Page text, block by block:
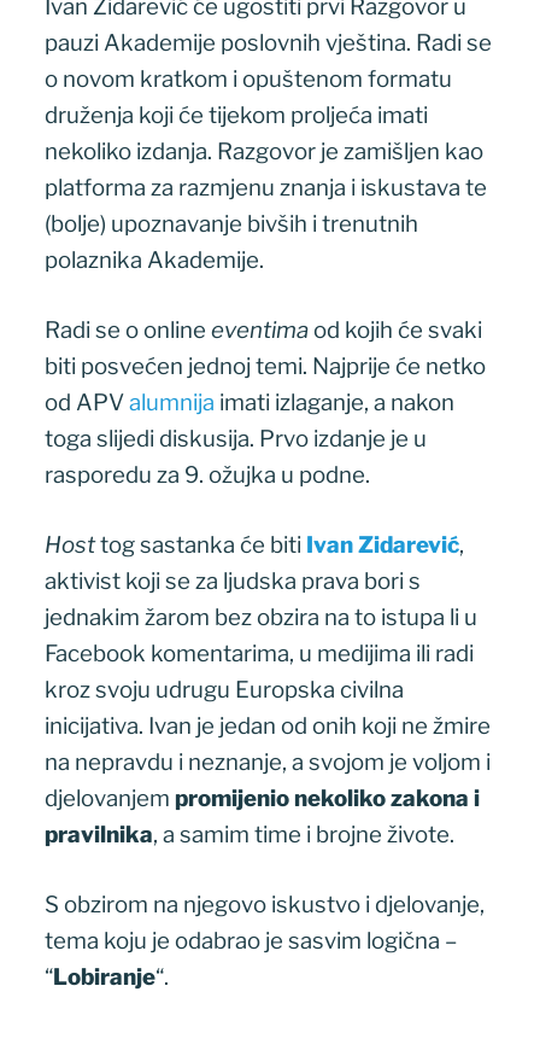
Ivan Zidarević će ugostiti prvi Razgovor u
pauzi Akademije poslovnih vještina. Radi se
o novom kratkom i opuštenom formatu
druženja koji će tijekom proljeća imati
nekoliko izdanja. Razgovor je zamišljen kao
platforma za razmjenu znanja i iskustava te
(bolje) upoznavanje bivših i trenutnih
polaznika Akademije.
Radi se o onlineeventima od kojih će svaki
biti posvećen jednoj temi. Najprije će netko
od APValumnija imati izlaganje, a nakon
toga slijedi diskusija. Prvo izdanje je u
rasporedu za 9. ožujka u podne.
Hosttog sastanka će biti Ivan Zidarević,
aktivist koji se za ljudska prava bori s
jednakim žarom bez obzira na to istupa li u
Facebook komentarima, u medijima ili radi
kroz svoju udrugu Europska civilna
inicijativa. Ivan je jedan od onih koji ne žmire
na nepravdu i neznanje, a svojom je voljom i
djelovanjempromijenio nekoliko zakona i
pravilnika, a samim time i brojne živote.
S obzirom na njegovo iskustvo i djelovanje,
tema koju je odabrao je sasvim logična –
“Lobiranje“.